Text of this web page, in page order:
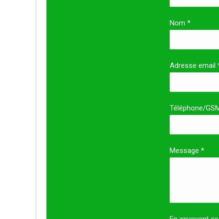
Nom *
Adresse email
Téléphone/
Message *